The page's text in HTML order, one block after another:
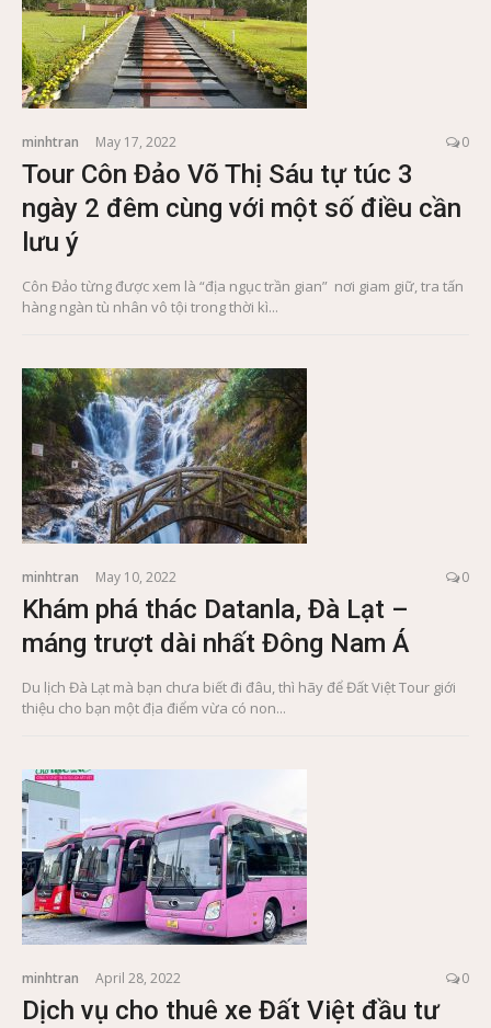
minhtran May 17, 2022 0
Tour Côn Đảo Võ Thị Sáu tự túc 3
ngày 2 đêm cùng với một số điều cần
lưu ý
Côn Đảo từng được xem là “địa ngục trần gian” nơi giam giữ, tra tấn
hàng ngàn tù nhân vô tội trong thời kì...
minhtran May 10, 2022 0
Khám phá thác Datanla, Đà Lạt –
máng trượt dài nhất Đông Nam Á
Du lịch Đà Lạt mà bạn chưa biết đi đâu, thì hãy để Đất Việt Tour giới
thiệu cho bạn một địa điểm vừa có non...
minhtran April 28, 2022 0
Dịch vụ cho thuê xe Đất Việt đầu tư